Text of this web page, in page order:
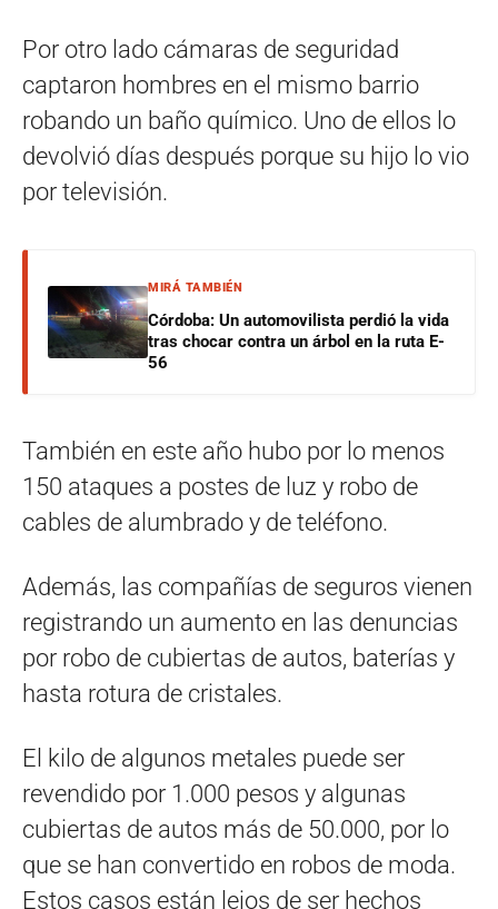
Por otro lado cámaras de seguridad
captaron hombres en el mismo barrio
robando un baño químico. Uno de ellos lo
devolvió días después porque su hijo lo vio
por televisión.
MIRÁ TAMBIÉN
Córdoba: Un automovilista perdió la vida
tras chocar contra un árbol en la ruta E-
56
También en este año hubo por lo menos
150 ataques a postes de luz y robo de
cables de alumbrado y de teléfono.
Además, las compañías de seguros vienen
registrando un aumento en las denuncias
por robo de cubiertas de autos, baterías y
hasta rotura de cristales.
El kilo de algunos metales puede ser
revendido por 1.000 pesos y algunas
cubiertas de autos más de 50.000, por lo
que se han convertido en robos de moda.
Estos casos están lejos de ser hechos